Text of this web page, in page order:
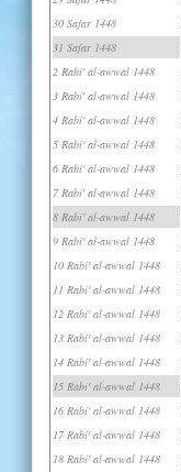
30 Safar 1448
31 Safar 1448
2 Rabi' al-awwal 1448
3 Rabi' al-awwal 1448
4 Rabi' al-awwal 1448
5 Rabi' al-awwal 1448
6 Rabi' al-awwal 1448
7 Rabi' al-awwal 1448
8 Rabi' al-awwal 1448
9 Rabi' al-awwal 1448
10 Rabi' al-awwal 1448
11 Rabi' al-awwal 1448
12 Rabi' al-awwal 1448
13 Rabi' al-awwal 1448
14 Rabi' al-awwal 1448
15 Rabi' al-awwal 1448
16 Rabi' al-awwal 1448
17 Rabi' al-awwal 1448
18 Rabi' al-awwal 1448